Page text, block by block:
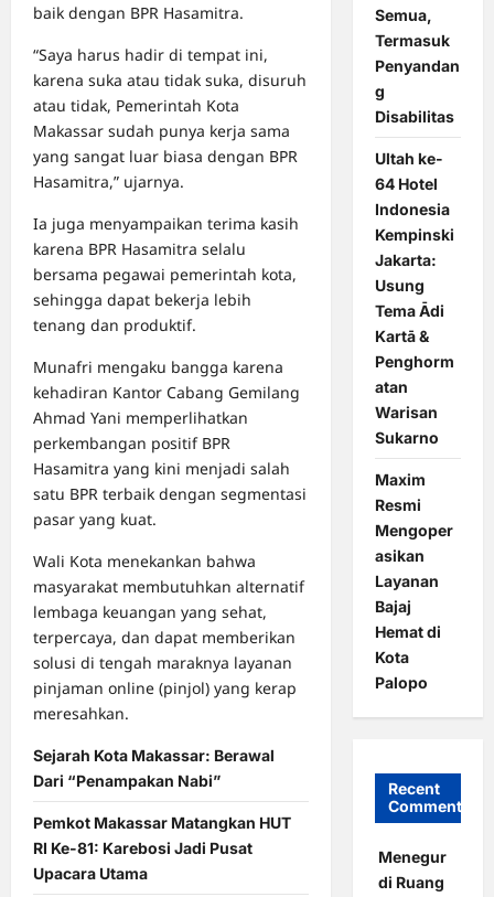
baik dengan BPR Hasamitra.
“Saya harus hadir di tempat ini,
karena suka atau tidak suka, disuruh
atau tidak, Pemerintah Kota
Makassar sudah punya kerja sama
yang sangat luar biasa dengan BPR
Hasamitra,” ujarnya.
Ia juga menyampaikan terima kasih
karena BPR Hasamitra selalu
bersama pegawai pemerintah kota,
sehingga dapat bekerja lebih
tenang dan produktif.
Munafri mengaku bangga karena
kehadiran Kantor Cabang Gemilang
Ahmad Yani memperlihatkan
perkembangan positif BPR
Hasamitra yang kini menjadi salah
satu BPR terbaik dengan segmentasi
pasar yang kuat.
Wali Kota menekankan bahwa
masyarakat membutuhkan alternatif
lembaga keuangan yang sehat,
terpercaya, dan dapat memberikan
solusi di tengah maraknya layanan
pinjaman online (pinjol) yang kerap
meresahkan.
Sejarah Kota Makassar: Berawal
Dari “Penampakan Nabi”
Pemkot Makassar Matangkan HUT
RI Ke-81: Karebosi Jadi Pusat
Upacara Utama
Semua,
Termasuk
Penyandan
g
Disabilitas
Ultah ke-
64 Hotel
Indonesia
Kempinski
Jakarta:
Usung
Tema Ādi
Kartā &
Penghorm
atan
Warisan
Sukarno
Maxim
Resmi
Mengoper
asikan
Layanan
Bajaj
Hemat di
Kota
Palopo
Recent
Comments
Menegur
di Ruang